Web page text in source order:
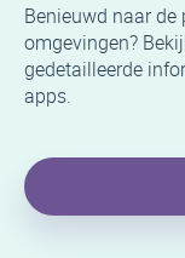
Benieuwd naar
omgevingen?
gedetailleerde
apps.